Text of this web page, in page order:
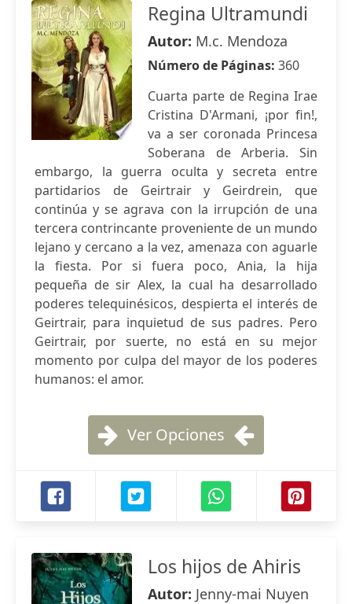
Regina Ultramundi
Autor: M.c. Mendoza
Número de Páginas: 360
Cuarta parte de Regina Irae
Cristina D'Armani, ¡por fin!,
va a ser coronada Princesa
Soberana de Arberia. Sin
embargo, la guerra oculta y secreta entre
partidarios de Geirtrair y Geirdrein, que
continúa y se agrava con la irrupción de una
tercera contrincante proveniente de un mundo
lejano y cercano a la vez, amenaza con aguarle
la fiesta. Por si fuera poco, Ania, la hija
pequeña de sir Alex, la cual ha desarrollado
poderes telequinésicos, despierta el interés de
Geirtrair, para inquietud de sus padres. Pero
Geirtrair, por suerte, no está en su mejor
momento por culpa del mayor de los poderes
humanos: el amor.
Ver Opciones
Los hijos de Ahiris
Autor: Jenny-mai Nuyen